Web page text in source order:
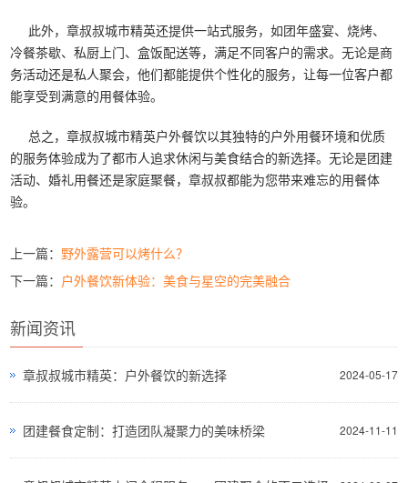
此外，章叔叔城市精英还提供一站式服务，如团年盛宴、烧烤、
冷餐茶歇、私厨上门、盒饭配送等，满足不同客户的需求。无论是商
务活动还是私人聚会，他们都能提供个性化的服务，让每一位客户都
能享受到满意的用餐体验。
总之，章叔叔城市精英户外餐饮以其独特的户外用餐环境和优质
的服务体验成为了都市人追求休闲与美食结合的新选择。无论是团建
活动、婚礼用餐还是家庭聚餐，章叔叔都能为您带来难忘的用餐体
验。
上一篇： 野外露营可以烤什么？
下一篇： 户外餐饮新体验：美食与星空的完美融合
新闻资讯
2024-05-17
章叔叔城市精英：户外餐饮的新选择
2024-11-11
团建餐食定制：打造团队凝聚力的美味桥梁